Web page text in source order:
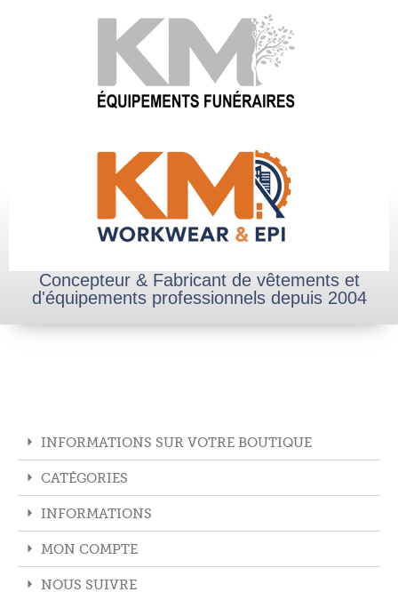
Concepteur & Fabricant de vêtements et
d'équipements professionnels depuis 2004
INFORMATIONS SUR VOTRE BOUTIQUE
CATÉGORIES
INFORMATIONS
MON COMPTE
NOUS SUIVRE